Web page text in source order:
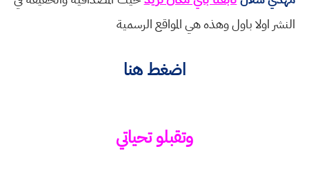
النشر اولا باول وهذه هي المواقع الرسمية
اضغط هنا
وتقبلو تحياتي